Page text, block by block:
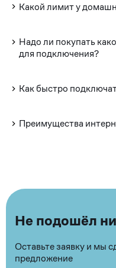
Какой лимит у
Надо ли покупать
для подключения?
Как быстро
Преимущества
Не подошёл
Оставьте заявку и мы
предложение